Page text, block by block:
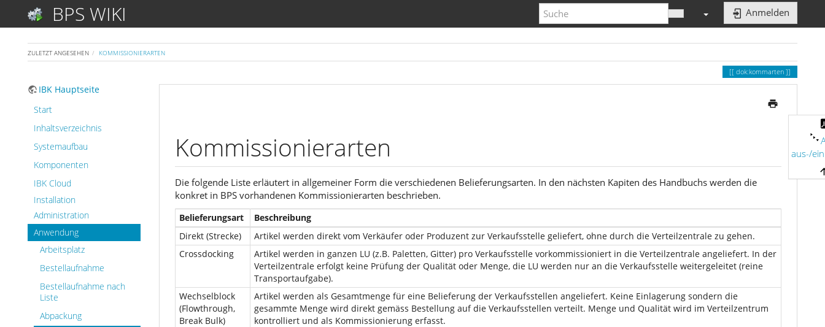
BPS WIKI Anmelden
ZULETZT ANGESEHEN KOMMISSIONIERARTEN
dok:kommarten
IBK Hauptseite
Start
Inhaltsverzeichnis
Systemaufbau
Komponenten
IBK Cloud
Installation
Administration
Anwendung
Arbeitsplatz
Bestellaufnahme
Bestellaufnahme nach
Liste
Abpackung
aus-/
Kommissionierarten
Die folgende Liste erläutert in allgemeiner Form die verschiedenen Belieferungsarten. In den nächsten Kapiten des Handbuchs werden die
konkret in BPS vorhandenen Kommissionierarten beschrieben.
Belieferungsart
Beschreibung
Direkt (Strecke)
Artikel werden direkt vom Verkäufer oder Produzent zur Verkaufsstelle geliefert, ohne durch die Verteilzentrale zu gehen.
Crossdocking
Artikel werden in ganzen LU (z.B. Paletten, Gitter) pro Verkaufsstelle vorkommissioniert in die Verteilzentrale angeliefert. In der
Verteilzentrale erfolgt keine Prüfung der Qualität oder Menge, die LU werden nur an die Verkaufsstelle weitergeleitet (reine
Transportaufgabe).
Wechselblock
(Flowthrough,
Break Bulk)
Artikel werden als Gesamtmenge für eine Belieferung der Verkaufsstellen angeliefert. Keine Einlagerung sondern die
gesammte Menge wird direkt gemäss Bestellung auf die Verkaufsstellen verteilt. Menge und Qualität wird im Verteilzentrum
kontrolliert und als Kommissionierung erfasst.